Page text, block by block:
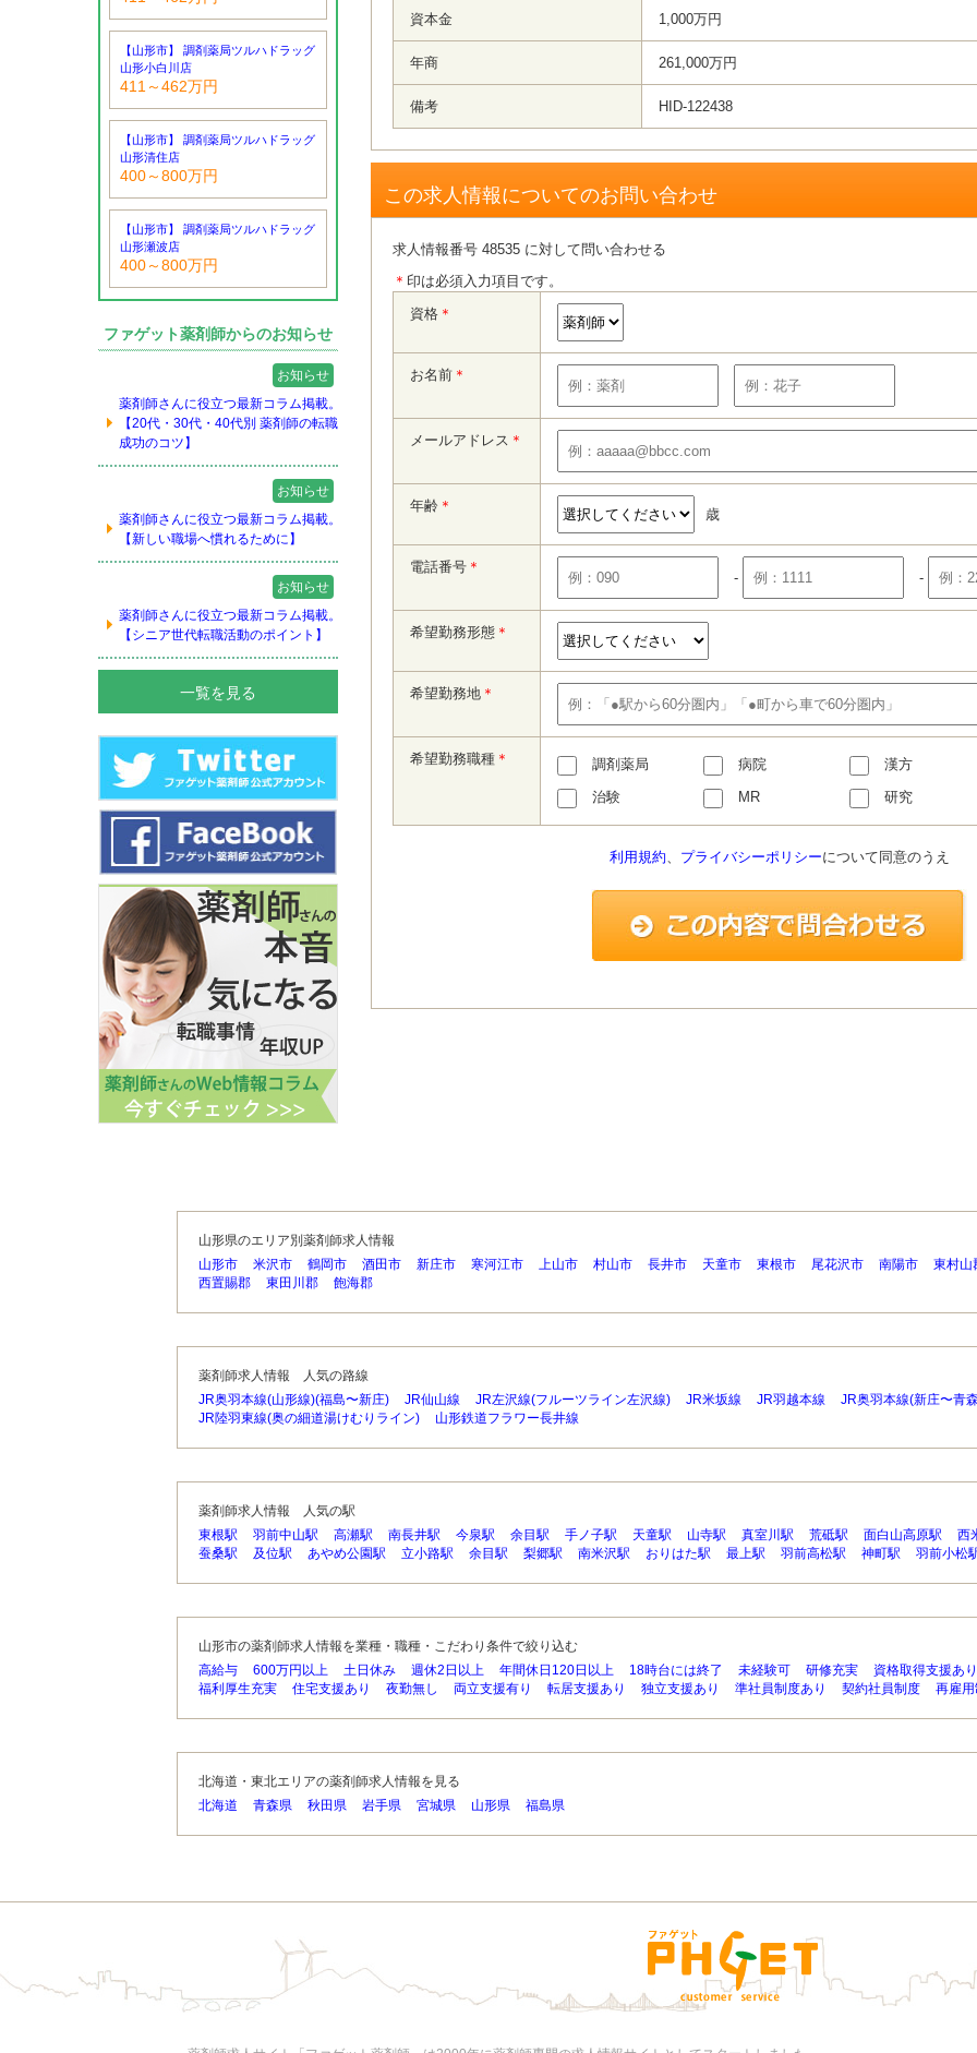
【山形市】 調剤薬局ツルハドラッグ
山形小白川店
411～462万円
【山形市】 調剤薬局ツルハドラッグ
山形清住店
400～800万円
【山形市】 調剤薬局ツルハドラッグ
山形瀬波店
400～800万円
ファゲット薬剤師からのお知らせ
お知らせ
薬剤師さんに役立つ最新コラム掲載。
【20代・30代・40代別 薬剤師の転職
成功のコツ】
お知らせ
薬剤師さんに役立つ最新コラム掲載。
【新しい職場へ慣れるために】
お知らせ
薬剤師さんに役立つ最新コラム掲載。
【シニア世代転職活動のポイント】
一覧を見る
資本金 1,000万円
年商 261,000万円
備考 HID-122438
この求人情報についてのお問い合わせ
求人情報番号 48535 に対して問い合わせる
＊ 印は必須入力項目です。
資格＊
お名前＊
メールアドレス ＊
年齢＊ 歳
電話番号＊
- -
希望勤務形態＊
希望勤務地＊
希望勤務職種＊ 調剤薬局 病院
漢方
治験
MR 研究
利用規約、 プライバシーポリシーについて同意のうえ
山形県のエリア別薬剤師求人情報
山形市
米沢市 鶴岡市 酒田市 新庄市 寒河江市 上山市 村山市 長井市 天童市 東根市 尾花沢市 南陽市
東村山
西置賜郡
東田川郡 飽海郡
薬剤師求人情報 人気の路線
JR奥羽本線(山形線)(福島〜新庄)
JR仙山線 JR左沢線(フルーツライン左沢線) JR米坂線 JR羽越本線
JR奥羽本線(新庄〜青
JR陸羽東線(奥の細道湯けむりライン)
山形鉄道フラワー長井線
薬剤師求人情報 人気の駅
東根駅
羽前中山駅 高瀬駅 南長井駅 今泉駅 余目駅 手ノ子駅 天童駅 山寺駅 真室川駅 荒砥駅 面白山高原駅
西
蚕桑駅
及位駅 あやめ公園駅 立小路駅 余目駅 梨郷駅 南米沢駅 おりはた駅 最上駅 羽前高松駅 神町駅 羽前小松
山形市の薬剤師求人情報を業種・職種・こだわり条件で絞り込む
高給与
600万円以上 土日休み 週休2日以上 年間休日120日以上 18時台には終了 未経験可 研修充実
資格取得支援あり
福利厚生充実
住宅支援あり 夜勤無し 両立支援有り 転居支援あり 独立支援あり 準社員制度あり 契約社員制度 再雇
北海道・東北エリアの薬剤師求人情報を見る
北海道
青森県 秋田県 岩手県 宮城県 山形県 福島県